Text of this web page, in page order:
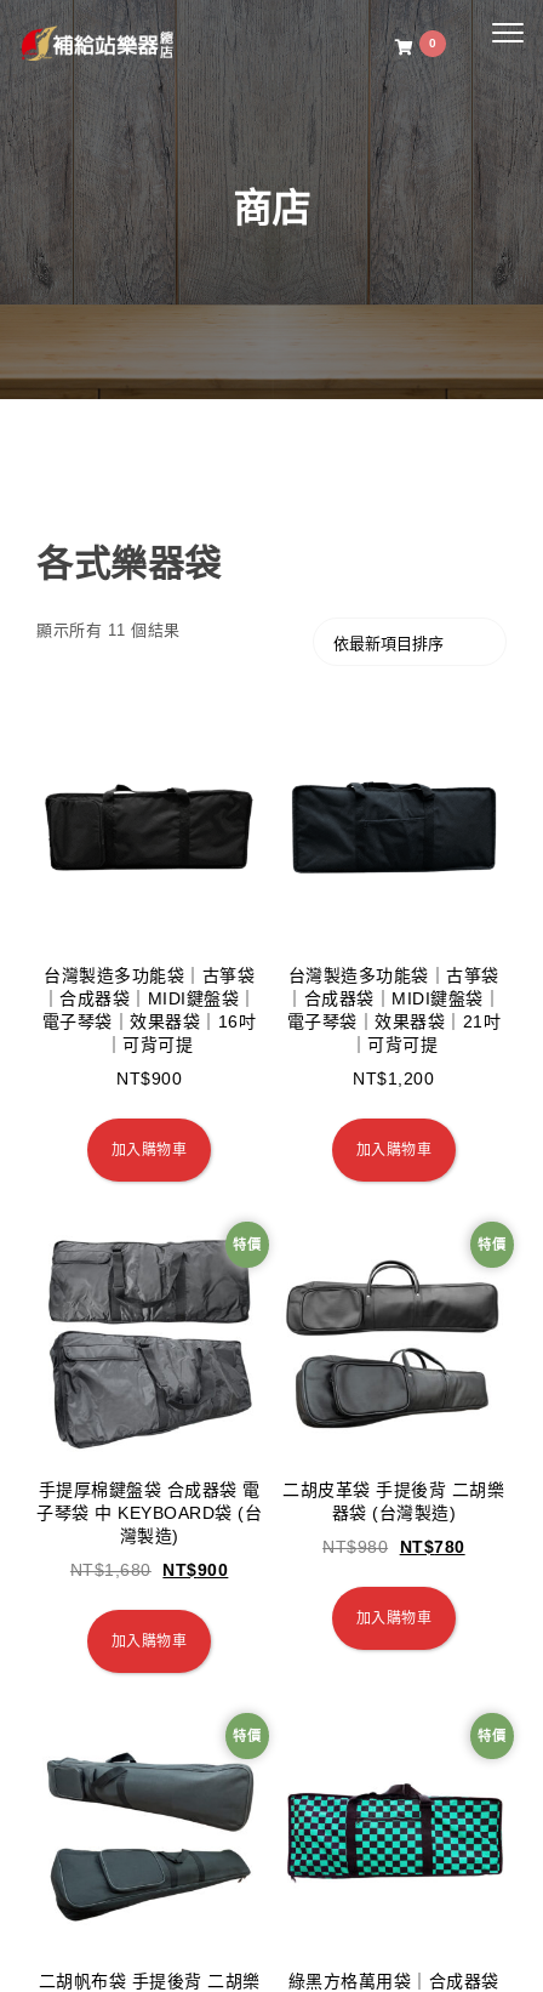
0
商店
各式樂器袋
顯示所有 11 個結果
台灣製造多功能袋｜古箏袋
｜合成器袋｜MIDI鍵盤袋｜
電子琴袋｜效果器袋｜16吋
｜可背可提
NT$900
加入購物車
台灣製造多功能袋｜古箏袋
｜合成器袋｜MIDI鍵盤袋｜
電子琴袋｜效果器袋｜21吋
｜可背可提
NT$1,200
加入購物車
特價
手提厚棉鍵盤袋 合成器袋 電
子琴袋 中 KEYBOARD袋 (台
灣製造)
NT$1,680 NT$900
加入購物車
特價
二胡皮革袋 手提後背 二胡樂
器袋 (台灣製造)
NT$980 NT$780
加入購物車
特價
二胡帆布袋 手提後背 二胡樂
特價
綠黑方格萬用袋｜合成器袋